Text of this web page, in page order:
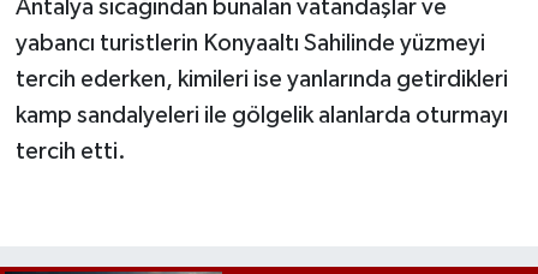
Antalya sıcağından bunalan vatandaşlar ve
yabancı turistlerin Konyaaltı Sahilinde yüzmeyi
tercih ederken, kimileri ise yanlarında getirdikleri
kamp sandalyeleri ile gölgelik alanlarda oturmayı
tercih etti.